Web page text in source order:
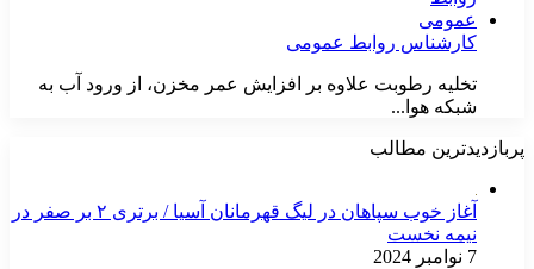
کارشناس روابط عمومی
تخلیه رطوبت علاوه بر افزایش عمر مخزن، از ورود آب به
شبکه هوا...
پربازدیدترین مطالب
آغاز خوب سپاهان در لیگ قهرمانان آسیا / برتری ۲ بر صفر در
نیمه نخست
7 نوامبر 2024